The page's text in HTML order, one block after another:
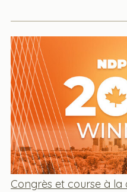
Congrès et course à la